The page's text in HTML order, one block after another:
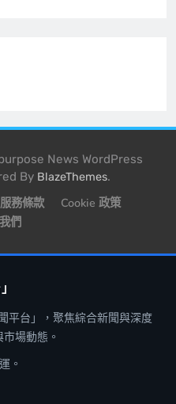
News WordPress
By BlazeThemes.
服務條款
Cookie 政策
們
平台」，聚焦綜合新聞與深度
場動態。
。